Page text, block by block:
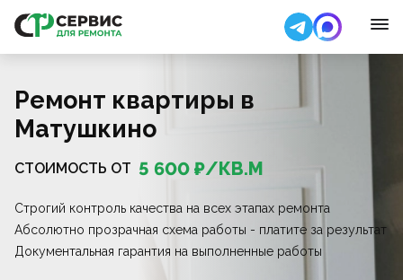
Ремонт квартиры в
Матушкино
СТОИМОСТЬ ОТ 5 600 ₽/КВ.М
Строгий контроль качества на всех этапах ремонта
Абсолютно прозрачная схема работы - платите за результат
Документальная гарантия на выполненные работы